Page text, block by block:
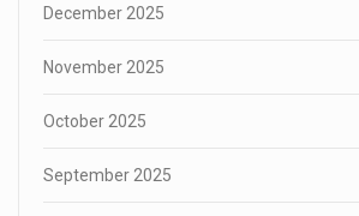
December 2025
November 2025
October 2025
September 2025